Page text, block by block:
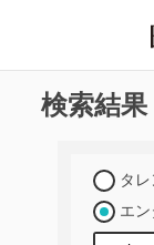
検索結果
タ
エ